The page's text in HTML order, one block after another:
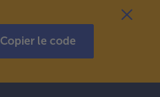
Copier le code